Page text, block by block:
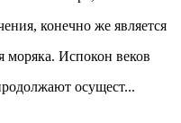
конечно же является
моряка. Испокон веков
осущест...